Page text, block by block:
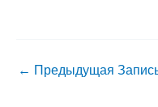
← Предыдущая